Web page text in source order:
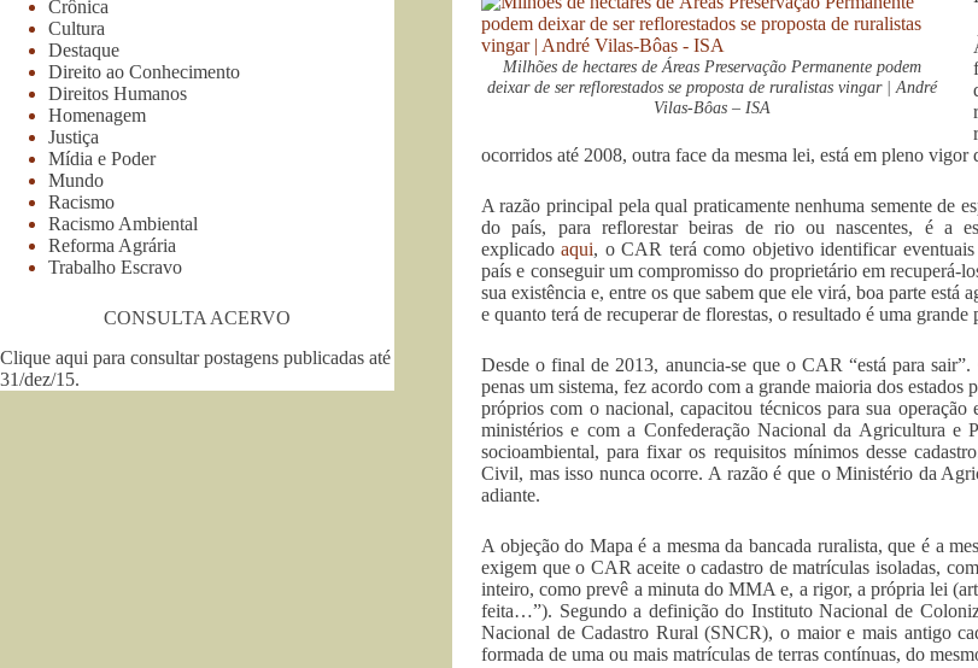
Milhões de hectares de Áreas Preservação Permanente podem
deixar de ser reflorestados se proposta de ruralistas vingar | André
Vilas-Bôas – ISA
ocorridos até 2008, outra face da mesma lei, está em pleno
A razão principal pela qual praticamente nenhuma semente de
do país, para reflorestar beiras de rio ou nascentes, é a
explicadoaqui, o CAR terá como objetivo identificar
país e conseguir um compromisso do proprietário em recuperá-
sua existência e, entre os que sabem que ele virá, boa parte está
e quanto terá de recuperar de florestas, o resultado é uma
Desde o final de 2013, anuncia-se que o CAR “está para
penas um sistema, fez acordo com a grande maioria dos estados
próprios com o nacional, capacitou técnicos para sua
ministérios e com a Confederação Nacional da Agricultura e
socioambiental, para fixar os requisitos mínimos desse
Civil, mas isso nunca ocorre. A razão é que o Ministério da
adiante.
A objeção do Mapa é a mesma da bancada ruralista, que é a
exigem que o CAR aceite o cadastro de matrículas isoladas,
inteiro, como prevê a minuta do MMA e, a rigor, a própria lei
feita…”). Segundo a definição do Instituto Nacional de
Nacional de Cadastro Rural (SNCR), o maior e mais antigo
formada de uma ou mais matrículas de terras contínuas, do
Crônica
Cultura
Destaque
Direito ao Conhecimento
Direitos Humanos
Homenagem
Justiça
Mídia e Poder
Mundo
Racismo
Racismo Ambiental
Reforma Agrária
Trabalho Escravo
CONSULTA ACERVO
Clique aqui para consultar postagens publicadas até
31/dez/15.